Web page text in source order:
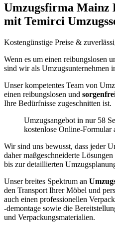
Umzugsfirma Mainz
mit Temirci
Kostengünstige Preise &
Wenn es um einen reibungslosen
sind wir als Umzugsunternehmen
Unser kompetentes Team von
einen reibungslosen und
Ihre Bedürfnisse zugeschnitten ist.
Umzugsangebot in nur 58
kostenlose Online-Formular
Wir sind uns bewusst, dass jeder
daher maßgeschneiderte
bis zur detaillierten
Unser breites Spektrum an
den Transport Ihrer Möbel und
auch einen professionellen
-demontage sowie die
und Verpackungsmaterialien.